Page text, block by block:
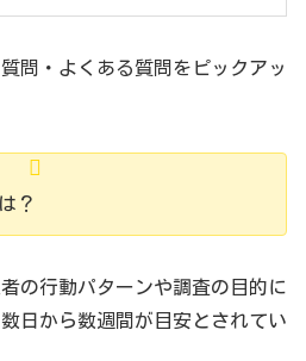
問・よくある質問をピックアッ
？
の行動パターンや調査の目的に
日から数週間が目安とされてい